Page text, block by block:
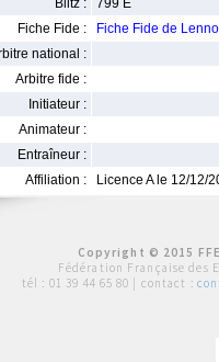
Blitz :
799 E
Fiche Fide :
Fiche Fide de
national :
Arbitre fide :
Initiateur :
Animateur :
Entraîneur :
Affiliation :
Licence A le 12/12/
Copyright © 2015
Fédération Française des
tél : 01 39 44 65 80 | contact :